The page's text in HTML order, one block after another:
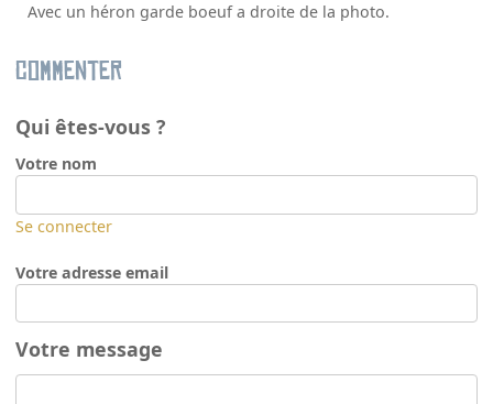
Avec un héron garde boeuf a droite de la photo.
Commenter
Qui êtes-vous ?
Votre nom
Se connecter
Votre adresse email
Votre message